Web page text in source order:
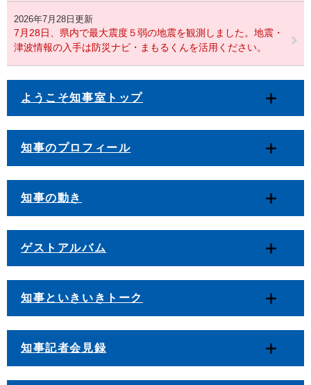
2026年7月28日更新
7月28日、県内で最大震度５弱の地震を観測しました。地震・
津波情報の入手は防災ナビ・まもるくんを活用ください。
ようこそ知事室トップ
知事のプロフィール
知事の動き
ゲストアルバム
知事といきいきトーク
知事記者会見録